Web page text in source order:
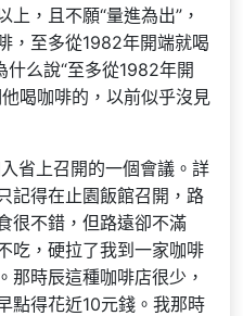
，且不願“量進為出”，
，至多從1982年開端就喝
什么說“至多從1982年開
喝咖啡的，以前似乎沒見
省上召開的一個會議。詳
記得在止園飯館召開，路
很不錯，但路遠卻不滿
吃，硬拉了我到一家咖啡
那時辰這種咖啡店很少，
點得花近10元錢。我那時